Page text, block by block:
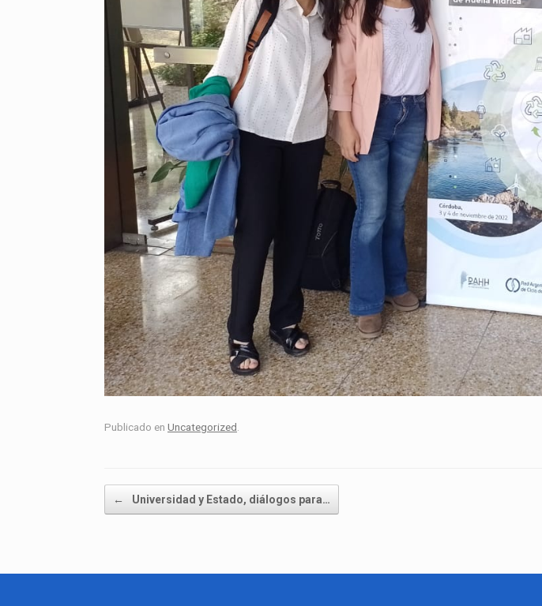
Publicado en Uncategorized.
Navegador de artículos
← Universidad y Estado, diálogos para…